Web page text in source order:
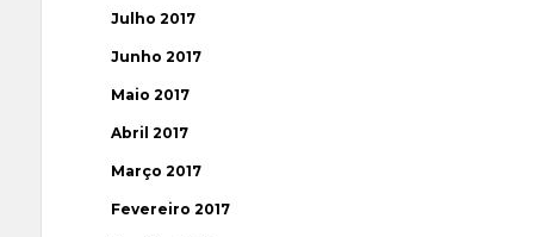
Julho 2017
Junho 2017
Maio 2017
Abril 2017
Março 2017
Fevereiro 2017